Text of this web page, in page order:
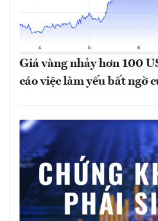
Giá vàng nhảy hơn 100
cáo việc làm yếu bất ngờ